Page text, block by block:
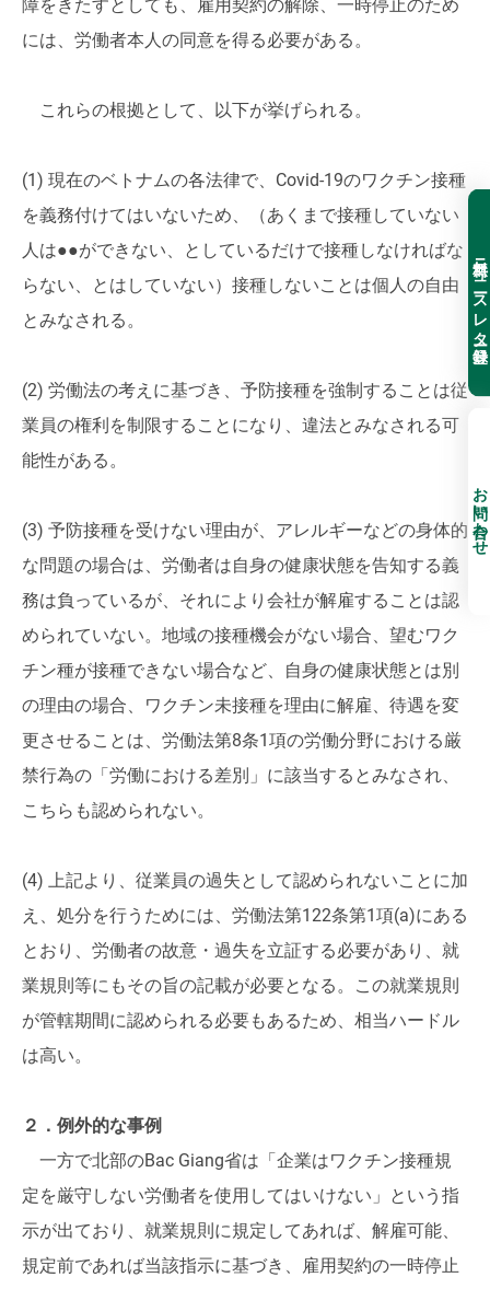
障をきたすとしても、雇用契約の解除、一時停止のため
には、労働者本人の同意を得る必要がある。
これらの根拠として、以下が挙げられる。
(1) 現在のベトナムの各法律で、Covid-19のワクチン接種
を義務付けてはいないため、（あくまで接種していない
人は●●ができない、としているだけで接種しなければな
らない、とはしていない）接種しないことは個人の自由
とみなされる。
(2) 労働法の考えに基づき、予防接種を強制することは従
業員の権利を制限することになり、違法とみなされる可
能性がある。
(3) 予防接種を受けない理由が、アレルギーなどの身体的
な問題の場合は、労働者は自身の健康状態を告知する義
務は負っているが、それにより会社が解雇することは認
められていない。地域の接種機会がない場合、望むワク
チン種が接種できない場合など、自身の健康状態とは別
の理由の場合、ワクチン未接種を理由に解雇、待遇を変
更させることは、労働法第8条1項の労働分野における厳
禁行為の「労働における差別」に該当するとみなされ、
こちらも認められない。
(4) 上記より、従業員の過失として認められないことに加
え、処分を行うためには、労働法第122条第1項(a)にある
とおり、労働者の故意・過失を立証する必要があり、就
業規則等にもその旨の記載が必要となる。この就業規則
が管轄期間に認められる必要もあるため、相当ハードル
は高い。
２．例外的な事例
一方で北部のBac Giang省は「企業はワクチン接種規
定を厳守しない労働者を使用してはいけない」という指
示が出ており、就業規則に規定してあれば、解雇可能、
規定前であれば当該指示に基づき、雇用契約の一時停止
無料ニュースレター登録
お問い合わせ